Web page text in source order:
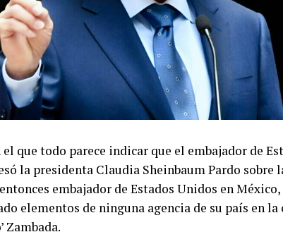
el que todo parece indicar que el embajador de
la presidenta Claudia Sheinbaum Pardo sobre
embajador de Estados Unidos en México,
elementos de ninguna agencia de su país en
Zambada.